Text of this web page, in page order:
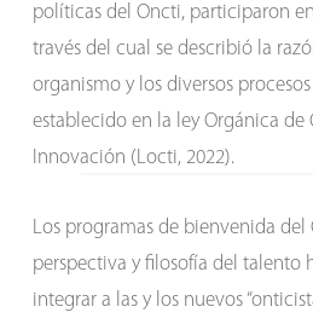
políticas del Oncti, participaron
través del cual se describió la
organismo y los diversos
establecido en la ley Orgánica de
Innovación (Locti, 2022).
Los programas de bienvenida del
perspectiva y filosofía del talento
integrar a las y los nuevos